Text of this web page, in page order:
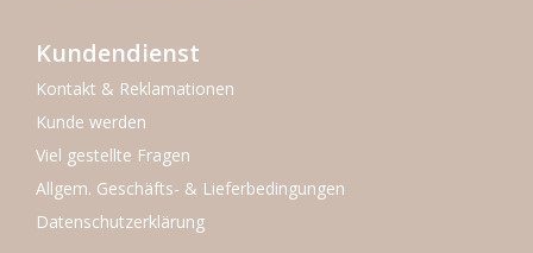
Kundendienst
Kontakt & Reklamationen
Kunde werden
Viel gestellte Fragen
Allgem. Geschäfts- & Lieferbedingungen
Datenschutzerklärung